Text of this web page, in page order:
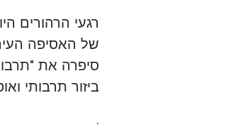
רגעי הרהורים
של האסיפה
ביזור תרבותי
.